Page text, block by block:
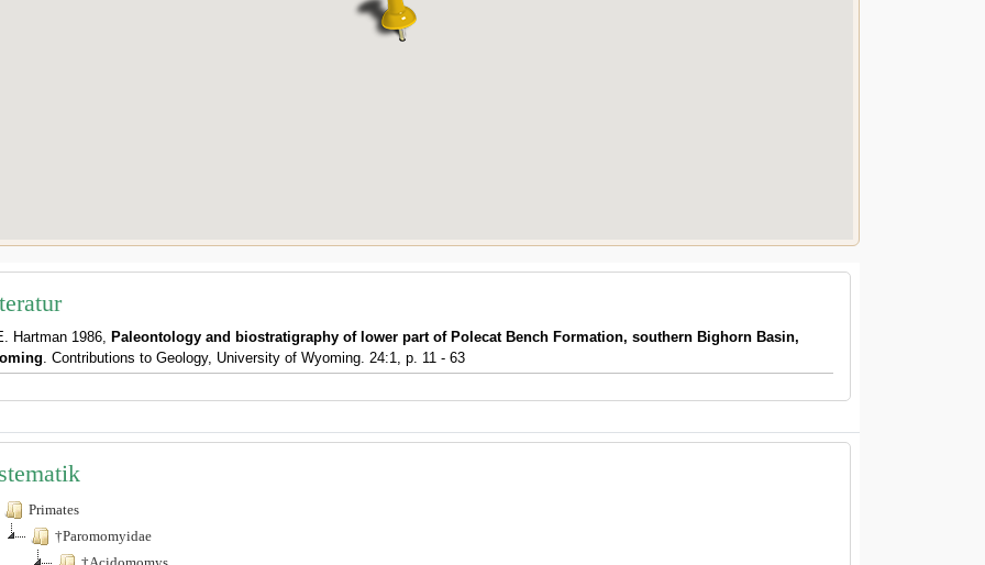
Hartman 1986, Paleontology and biostratigraphy of lower part of Polecat Bench Formation, southern Bighorn Basin,
. Contributions to Geology, University of Wyoming. 24:1, p. 11 - 63
Primates
†Paromomyidae